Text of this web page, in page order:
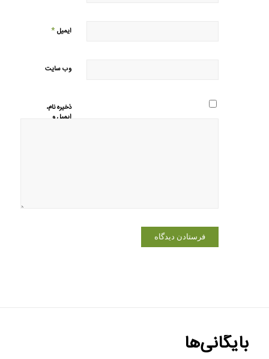
ایمیل*
وب‌ سایت
ذخیره نام،
ایمیل و
بایگانی‌ها